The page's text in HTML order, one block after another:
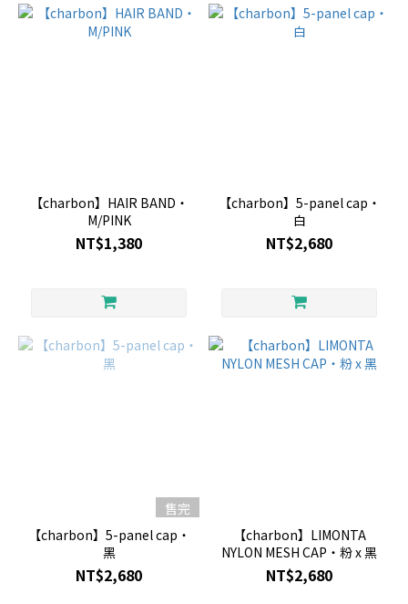
【charbon】HAIR BAND・
M/PINK
NT$1,380
【charbon】5-panel cap・
白
NT$2,680
售完
【charbon】5-panel cap・
黑
NT$2,680
【charbon】LIMONTA
NYLON MESH CAP・粉 x 黑
NT$2,680